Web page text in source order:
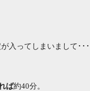
入ってしまいまして･･
ば約40分。